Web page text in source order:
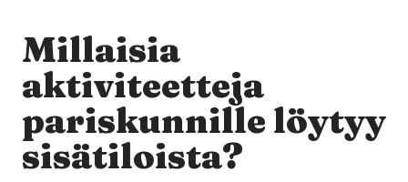
Millaisia
aktiviteetteja
pariskunnille löytyy
sisätiloista?